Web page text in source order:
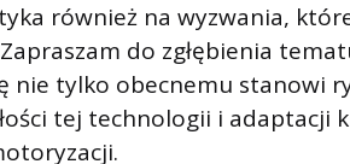
również na wyzwania,
do zgłębienia
nie tylko obecnemu stanowi
tej technologii i adaptacji